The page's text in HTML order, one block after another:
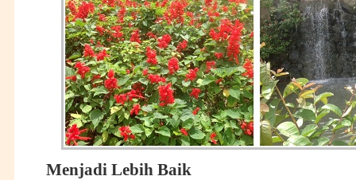
Menjadi Lebih Baik